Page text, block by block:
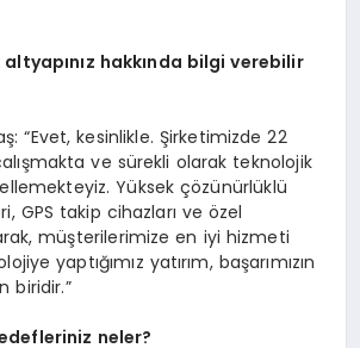
hakkında bilgi verebilir
“Evet, kesinlikle. Şirketimizde 22
ve sürekli olarak teknolojik
Yüksek çözünürlüklü
GPS takip cihazları ve özel
müşterilerimize en iyi hizmeti
yaptığımız yatırım, başarımızın
biridir.”
neler?